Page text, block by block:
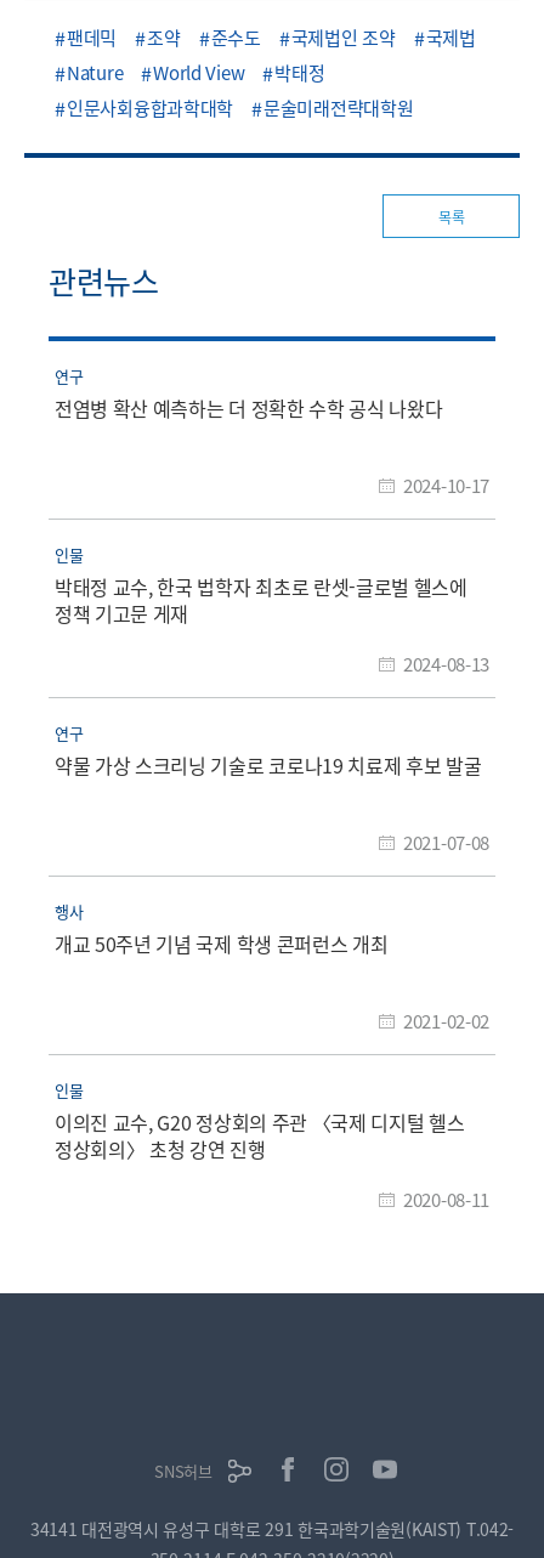
팬데믹 조약 준수도 국제법인 조약
국제법
Nature
World View
박태정
인문사회융합과학대학
문술미래전략대학원
목록
관련뉴스
연구
전염병 확산 예측하는 더 정확한 수학 공식 나왔다
2024-10-17
인물
박태정 교수, 한국 법학자 최초로 란셋-글로벌 헬스에
정책 기고문 게재
2024-08-13
연구
약물 가상 스크리닝 기술로 코로나19 치료제 후보 발굴
2021-07-08
행사
개교 50주년 기념 국제 학생 콘퍼런스 개최
2021-02-02
인물
이의진 교수, G20 정상회의 주관 〈국제 디지털 헬스
정상회의〉 초청 강연 진행
2020-08-11
SNS허브
34141 대전광역시 유성구 대학로 291 한국과학기술원(KAIST) T.042-